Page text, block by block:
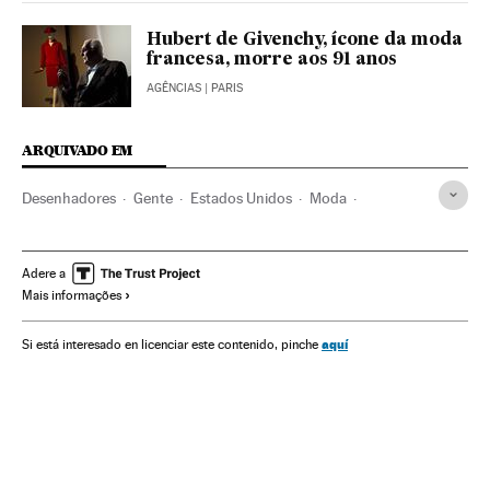
Hubert de Givenchy, ícone da moda
francesa, morre aos 91 anos
AGÊNCIAS | PARIS
ARQUIVADO EM
Desenhadores Gente Estados Unidos Moda
Estilo vida
Adere a
Mais informações
Si está interesado en licenciar este contenido, pinche aquí